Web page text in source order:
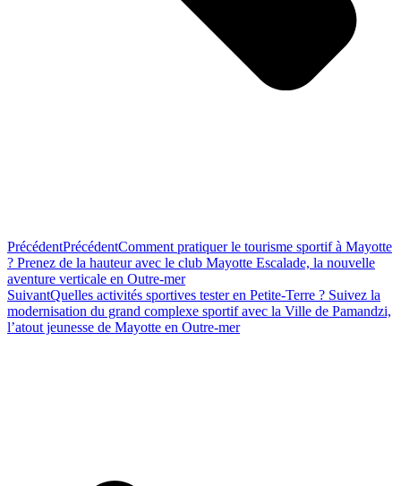
PrécédentPrécédentComment pratiquer le tourisme sportif à Mayotte
? Prenez de la hauteur avec le club Mayotte Escalade, la nouvelle
aventure verticale en Outre-mer
SuivantQuelles activités sportives tester en Petite-Terre ? Suivez la
modernisation du grand complexe sportif avec la Ville de Pamandzi,
l’atout jeunesse de Mayotte en Outre-mer